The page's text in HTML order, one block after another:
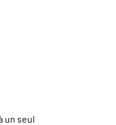
un seul